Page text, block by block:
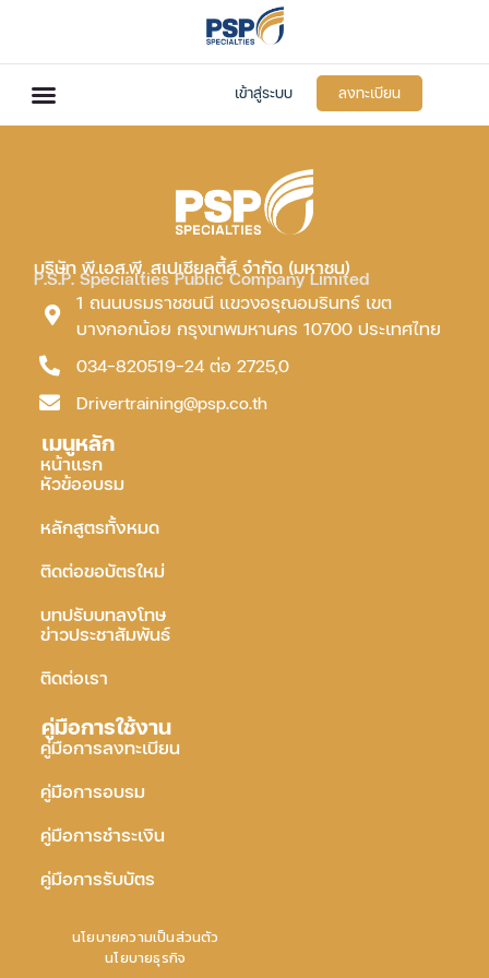
เข้าสู่ระบบ ลงทะเบียน
บริษัท พี.เอส.พี. สเปเชียลตี้ส์ จำกัด (มหาชน)
P.S.P. Specialties Public Company Limited
1 ถนนบรมราชชนนี แขวงอรุณอมรินทร์ เขต
บางกอกน้อย กรุงเทพมหานคร 10700 ประเทศไทย
034-820519-24 ต่อ 2725,0
Drivertraining@psp.co.th
เมนูหลัก
หน้าแรก
หัวข้ออบรม
หลักสูตรทั้งหมด
ติดต่อขอบัตรใหม่
บทปรับบทลงโทษ
ข่าวประชาสัมพันธ์
ติดต่อเรา
คู่มือการใช้งาน
คู่มือการลงทะเบียน
คู่มือการอบรม
คู่มือการชำระเงิน
คู่มือการรับบัตร
นโยบายความเป็นส่วนตัว
นโยบายธุรกิจ